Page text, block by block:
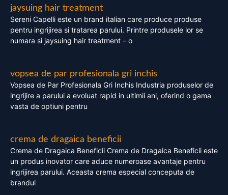
jaysuing hair treatment
Sereni Capelli este un brand italian care produce produse
pentru ingrijirea si tratarea parului. Printre produsele lor se
numara si jaysuing hair treatment – o
vopsea de par profesionala gri inchis
Vopsea de Par Profesionala Gri Inchis Industria produselor de
ingrijire a parului a evoluat rapid in ultimii ani, oferind o gama
vasta de optiuni pentru
crema de dragaica beneficii
Crema de Dragaica Beneficii Crema de Dragaica Beneficii este
un produs inovator care aduce numeroase avantaje pentru
ingrijirea parului. Aceasta crema especial conceputa de
brandul